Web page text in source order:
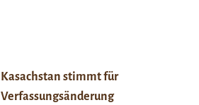
Kasachstan stimmt für
Verfassungsänderung